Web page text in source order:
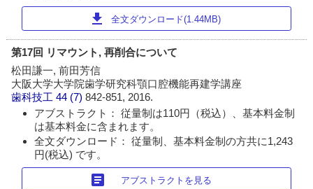
download 全文ダウンロード(1.44MB)
第17回 リマウント, 再削合について
松田謙一, 前田芳信
大阪大学大学院歯学研究科顎口腔機能再建学講座
歯科技工 44 (7)842-851, 2016.
アブストラクト： 従量制は110円（税込）、基本料金制
は基本料金に含まれます。
全文ダウンロード： 従量制、基本料金制の方共に1,243
円(税込) です。
article アブストラクトを見る